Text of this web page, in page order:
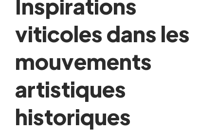
Inspirations
viticoles dans les
mouvements
artistiques
historiques